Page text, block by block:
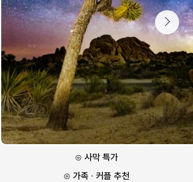
⊙ 사막 특가
⊙ 가족 · 커플 추천